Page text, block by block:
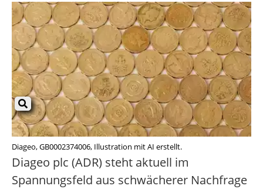
Diageo, GB0002374006, Illustration mit AI erstellt.
Diageo plc (ADR) steht aktuell im
Spannungsfeld aus schwächerer Nachfrage